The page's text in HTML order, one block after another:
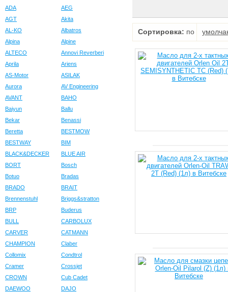
ADA
AEG
AGT
Akita
AL-KO
Albatros
Alpina
Alpine
ALTECO
Annovi Reverberi
Aprila
Ariens
AS-Motor
ASILAK
Aurora
AV Engineering
AVANT
BAHO
Baiyun
Ballu
Bekar
Benassi
Beretta
BESTMOW
BESTWAY
BIM
BLACK&DECKER
BLUE AIR
BORT
Bosch
Botuo
Bradas
BRADO
BRAIT
Brennenstuhl
Briggs&stratton
BRP
Buderus
BULL
CARBOLUX
CARVER
CATMANN
CHAMPION
Claber
Collomix
Condtrol
Cramer
Crossjet
CROWN
Cub Cadet
DAEWOO
DAJO
Сортировка: по